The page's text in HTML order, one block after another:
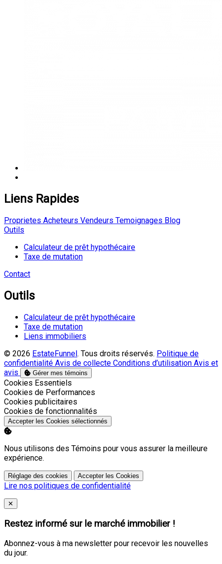
Liens Rapides
Proprietes Acheteurs Vendeurs Temoignages Blog
Outils
Calculateur de prêt hypothécaire
Taxe de mutation
Contact
Outils
Calculateur de prêt hypothécaire
Taxe de mutation
Liens immobiliers
© 2026 EstateFunnel. Tous droits réservés. Politique de
confidentialité Avis de collecte Conditions d’utilisation Avis et
avis
Gérer mes témoins
Activer
Cookies Essentiels
Activer
Cookies de Performances
Activer
Cookies publicitaires
Activer
Cookies de fonctionnalités
Accepter les Cookies sélectionnés
Nous utilisons des Témoins pour vous assurer la meilleure
expérience.
Réglage des cookies Accepter les Cookies
Lire nos politiques de confidentialité
Close
✕
Restez informé sur le marché immobilier !
Abonnez-vous à ma newsletter pour recevoir les nouvelles
du jour.